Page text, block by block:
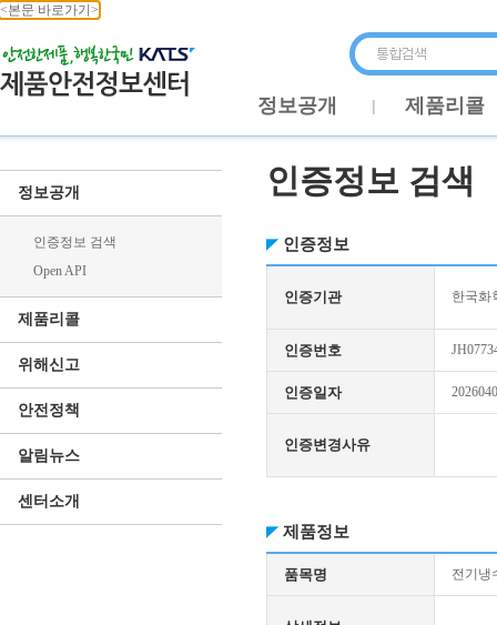
<본문 바로가기>
정보공개 제품리콜
정보공개
인증정보 검색
Open API
제품리콜
위해신고
안전정책
알림뉴스
센터소개
인증정보 검색
인증정보
인증기관 한국화
인증번호
인증일자
인증변경사유
제품정보
품목명 전기냉